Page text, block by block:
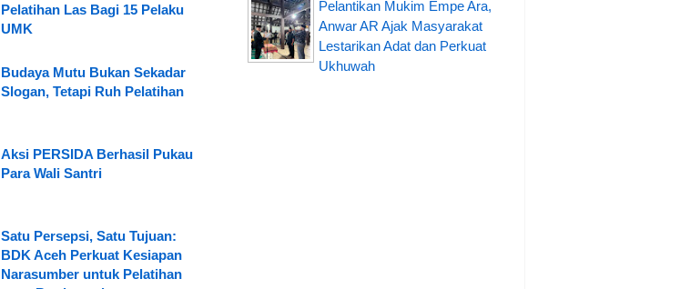
Pelatihan Las Bagi 15 Pelaku
UMK
Budaya Mutu Bukan Sekadar
Slogan, Tetapi Ruh Pelatihan
Aksi PERSIDA Berhasil Pukau
Para Wali Santri
Satu Persepsi, Satu Tujuan:
BDK Aceh Perkuat Kesiapan
Narasumber untuk Pelatihan
Pelantikan Mukim Empe Ara,
Anwar AR Ajak Masyarakat
Lestarikan Adat dan Perkuat
Ukhuwah